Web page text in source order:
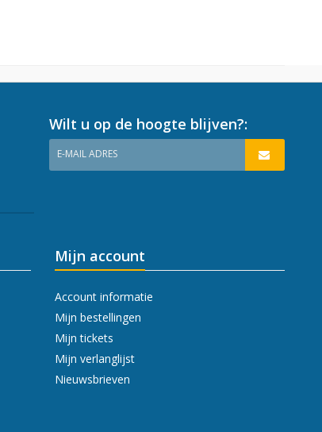
Wilt u op de hoogte blijven?:
E-MAIL ADRES
Mijn account
Account informatie
Mijn bestellingen
Mijn tickets
Mijn verlanglijst
Nieuwsbrieven